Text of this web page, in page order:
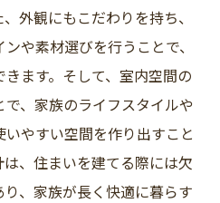
外観にもこだわりを持ち、
や素材選びを行うことで、
ます。そして、室内空間の
、家族のライフスタイルや
やすい空間を作り出すこと
、住まいを建てる際には欠
、家族が長く快適に暮らす